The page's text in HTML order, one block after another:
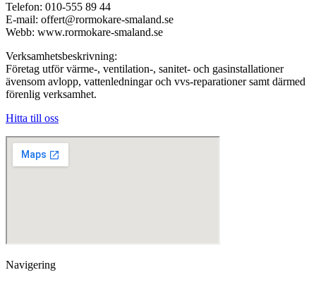
Telefon: 010-555 89 44
E-mail: offert@rormokare-smaland.se
Webb: www.rormokare-smaland.se
Verksamhetsbeskrivning:
Företag utför värme-, ventilation-, sanitet- och gasinstallationer
ävensom avlopp, vattenledningar och vvs-reparationer samt därmed
förenlig verksamhet.
Hitta till oss
Navigering